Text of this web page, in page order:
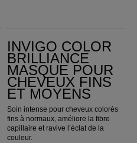
INVIGO COLOR
BRILLIANCE
MASQUE POUR
CHEVEUX FINS
ET MOYENS
Soin intense pour cheveux colorés
fins à normaux, améliore la fibre
capillaire et ravive l’éclat de la
couleur.